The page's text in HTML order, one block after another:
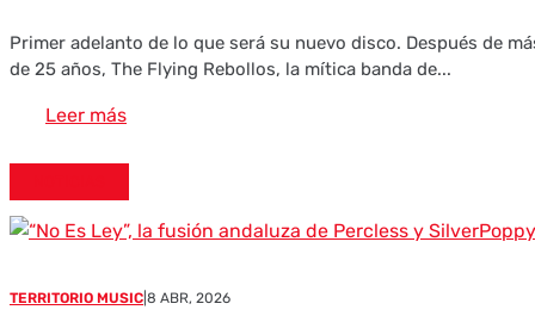
Primer adelanto de lo que será su nuevo disco. Después de
de 25 años, The Flying Rebollos, la mítica banda de...
Leer más
TERRITORIO MUSIC 8 ABR, 2026